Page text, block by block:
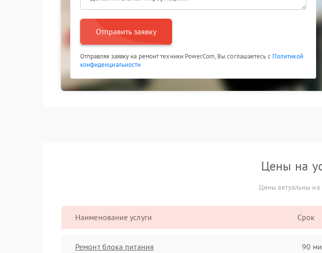
Отправить заявку
Отправляя заявку на ремонт техники PowerCom, Вы соглашаетесь с Политикой
конфиденциальности
Цены на
Цены актуальны
Наименование услуги Срок
Ремонт блока питания 90